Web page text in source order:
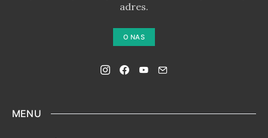
adres.
O NAS
MENU